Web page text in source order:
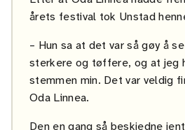
årets festival tok Unstad
– Hun sa at det var så gøy å
sterkere og tøffere, og at jeg
stemmen min. Det var veldig
Oda Linnea.
Den en gang så beskjedne